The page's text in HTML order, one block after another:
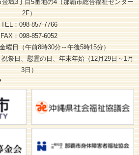
城3丁目5番地の4（那覇市総合福祉センター
2F）
TEL：098-857-7766
FAX：098-857-6052
曜日（午前8時30分～午後5時15分）
祭日、慰霊の日、年末年始（12月29日～1月
3日）